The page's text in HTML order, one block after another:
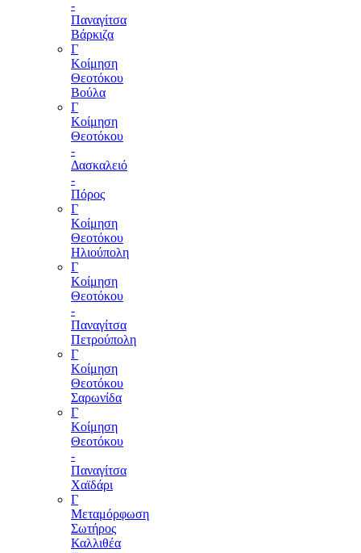
-
Παναγίτσα
Βάρκιζα
Γ
Κοίμηση
Θεοτόκου
Βούλα
Γ
Κοίμηση
Θεοτόκου
-
Δασκαλειό
-
Πόρος
Γ
Κοίμηση
Θεοτόκου
Ηλιούπολη
Γ
Κοίμηση
Θεοτόκου
-
Παναγίτσα
Πετρούπολη
Γ
Κοίμηση
Θεοτόκου
Σαρωνίδα
Γ
Κοίμηση
Θεοτόκου
-
Παναγίτσα
Χαϊδάρι
Γ
Μεταμόρφωση
Σωτήρος
Καλλιθέα